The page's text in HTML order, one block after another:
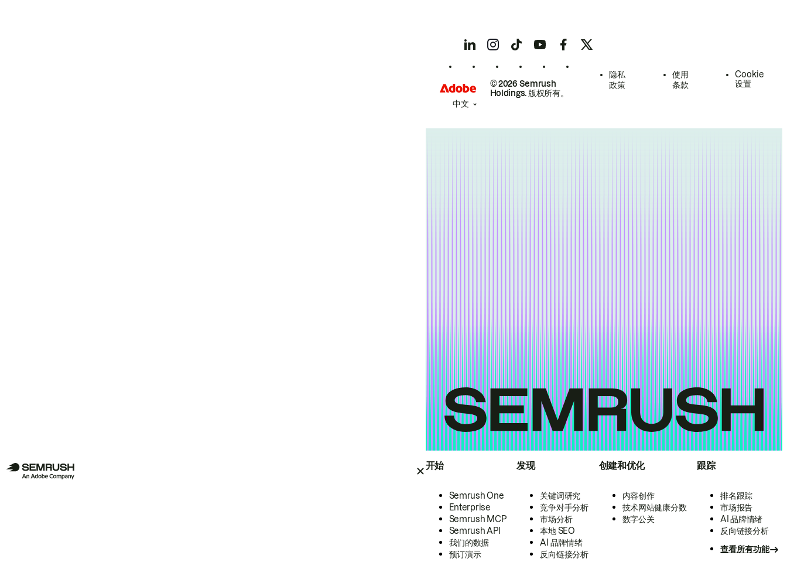
开始
Semrush One
Enterprise
Semrush MCP
Semrush API
我们的数据
预订演示
发现
关键词研究
竞争对手分析
市场分析
本地 SEO
AI 品牌情绪
反向链接分析
创建和优化
内容创作
技术网站健康分数
数字公关
跟踪
排名跟踪
市场报告
AI 品牌情绪
反向链接分析
查看所有功能
© 2026 Semrush
Holdings. 版权所有。
隐私
政策
使用
条款
Cookie
设置
中文